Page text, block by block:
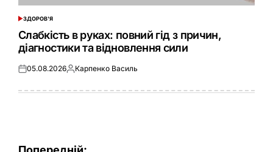
ОПУБЛІКУВАТИ
ЗДОРОВ'Я
Слабкість в руках: повний гід з причин,
діагностики та відновлення сили
Оприлюднено
05.08.2026Опубліковано
Карпенко Василь